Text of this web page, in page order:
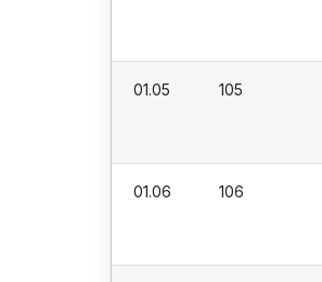
01.05 105
01.06 106